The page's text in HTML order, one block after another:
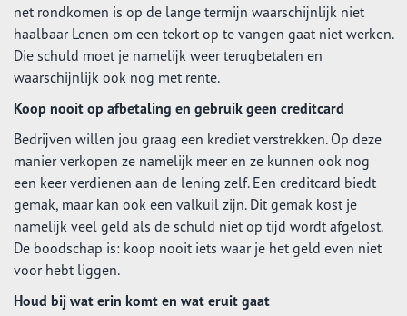
net rondkomen is op de lange termijn waarschijnlijk niet
haalbaar Lenen om een tekort op te vangen gaat niet werken.
Die schuld moet je namelijk weer terugbetalen en
waarschijnlijk ook nog met rente.
Koop nooit op afbetaling en gebruik geen creditcard
Bedrijven willen jou graag een krediet verstrekken. Op deze
manier verkopen ze namelijk meer en ze kunnen ook nog
een keer verdienen aan de lening zelf. Een creditcard biedt
gemak, maar kan ook een valkuil zijn. Dit gemak kost je
namelijk veel geld als de schuld niet op tijd wordt afgelost.
De boodschap is: koop nooit iets waar je het geld even niet
voor hebt liggen.
Houd bij wat erin komt en wat eruit gaat